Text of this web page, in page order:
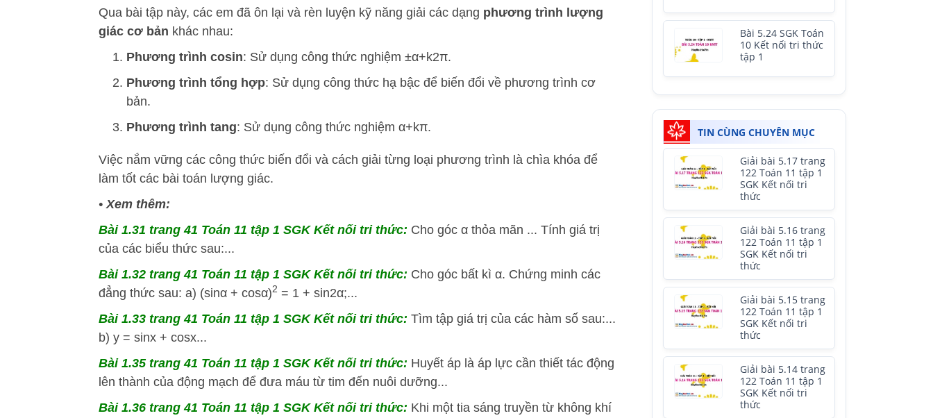
Qua bài tập này, các em đã ôn lại và rèn luyện kỹ năng giải các dạng phương trình lượng
giác cơ bản khác nhau:
Phương trình cosin: Sử dụng công thức nghiệm ±α+k2π.
Phương trình tổng hợp: Sử dụng công thức hạ bậc để biến đổi về phương trình cơ
bản.
Phương trình tang: Sử dụng công thức nghiệm α+kπ.
Việc nắm vững các công thức biến đổi và cách giải từng loại phương trình là chìa khóa để
làm tốt các bài toán lượng giác.
• Xem thêm:
Bài 1.31 trang 41 Toán 11 tập 1 SGK Kết nối tri thức: Cho góc α thỏa mãn ... Tính giá trị
của các biểu thức sau:...
Bài 1.32 trang 41 Toán 11 tập 1 SGK Kết nối tri thức: Cho góc bất kì α. Chứng minh các
đẳng thức sau: a) (sinα + cosα)2 = 1 + sin2α;...
Bài 1.33 trang 41 Toán 11 tập 1 SGK Kết nối tri thức: Tìm tập giá trị của các hàm số sau:...
b) y = sinx + cosx...
Bài 1.35 trang 41 Toán 11 tập 1 SGK Kết nối tri thức: Huyết áp là áp lực cần thiết tác động
lên thành của động mạch để đưa máu từ tim đến nuôi dưỡng...
Bài 1.36 trang 41 Toán 11 tập 1 SGK Kết nối tri thức: Khi một tia sáng truyền từ không khí
Bài 5.24 SGK Toán
10 Kết nối tri thức
tập 1
TIN CÙNG CHUYÊN MỤC
Giải bài 5.17 trang
122 Toán 11 tập 1
SGK Kết nối tri
thức
Giải bài 5.16 trang
122 Toán 11 tập 1
SGK Kết nối tri
thức
Giải bài 5.15 trang
122 Toán 11 tập 1
SGK Kết nối tri
thức
Giải bài 5.14 trang
122 Toán 11 tập 1
SGK Kết nối tri
thức